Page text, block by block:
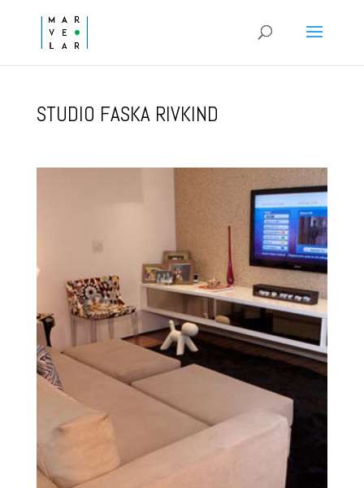
STUDIO FASKA RIVKIND